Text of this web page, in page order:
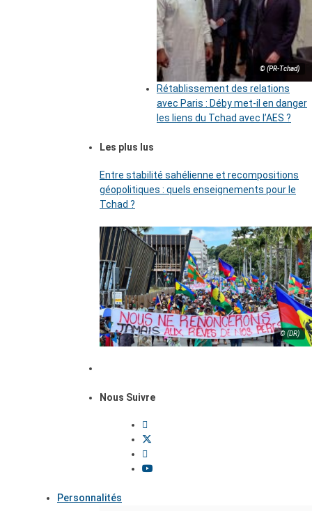
© (PR-Tchad)
Rétablissement des relations
avec Paris : Déby met-il en danger
les liens du Tchad avec l’AES ?
Les plus lus
Entre stabilité sahélienne et recompositions
géopolitiques : quels enseignements pour le
Tchad ?
© (DR)
Nous Suivre
Personnalités